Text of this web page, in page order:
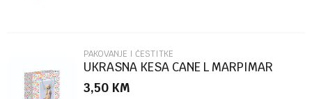
POŠALJI
PAKOVANJE I ČESTITKE
UKRASNA KESA CANE L MARPIMAR
3,50 KM